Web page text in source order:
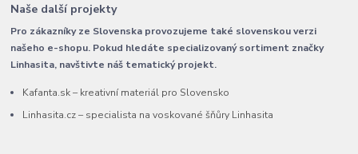
Naše další projekty
Pro zákazníky ze Slovenska provozujeme také slovenskou verzi
našeho e-shopu. Pokud hledáte specializovaný sortiment značky
Linhasita, navštivte náš tematický projekt.
Kafanta.sk – kreativní materiál pro Slovensko
Linhasita.cz – specialista na voskované šňůry Linhasita